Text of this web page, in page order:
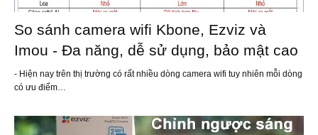
So sánh camera wifi Kbone, Ezviz và
Imou - Đa năng, dễ sử dụng, bảo mật cao
- Hiện nay trên thị trường có rất nhiều dòng camera wifi tuy nhiên mỗi dòng
có ưu điểm…